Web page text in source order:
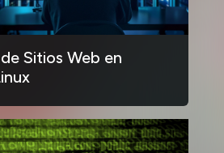
Sitios Web en